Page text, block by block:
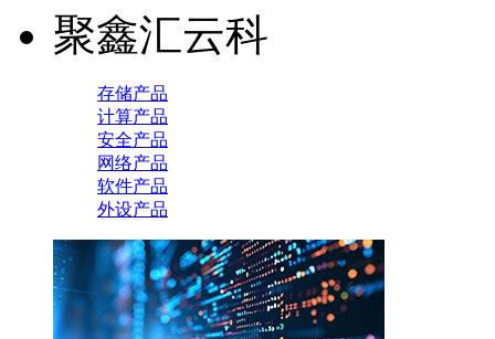
聚鑫汇云科
存储产品
计算产品
安全产品
网络产品
软件产品
外设产品